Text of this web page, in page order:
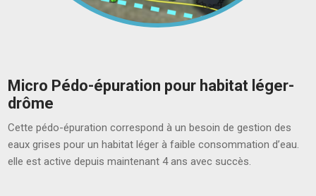
Micro Pédo-épuration pour habitat léger-
drôme
Cette pédo-épuration correspond à un besoin de gestion des
eaux grises pour un habitat léger à faible consommation d’eau.
elle est active depuis maintenant 4 ans avec succès.